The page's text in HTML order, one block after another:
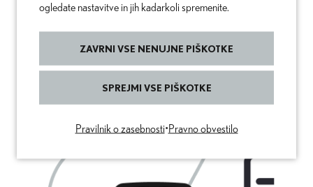
ogledate nastavitve in jih kadarkoli spremenite.
ZAVRNI VSE NENUJNE PIŠKOTKE
SPREJMI VSE PIŠKOTKE
Pravilnik o zasebnosti•Pravno obvestilo